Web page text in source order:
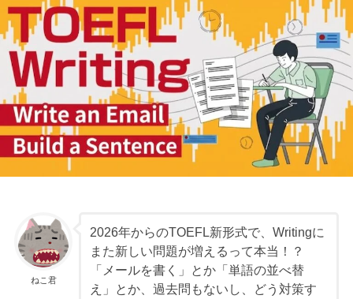
ねこ君
2026年からのTOEFL新形式で、Writingに
また新しい問題が増えるって本当！？
「メールを書く」とか「単語の並べ替
え」とか、過去問もないし、どう対策す